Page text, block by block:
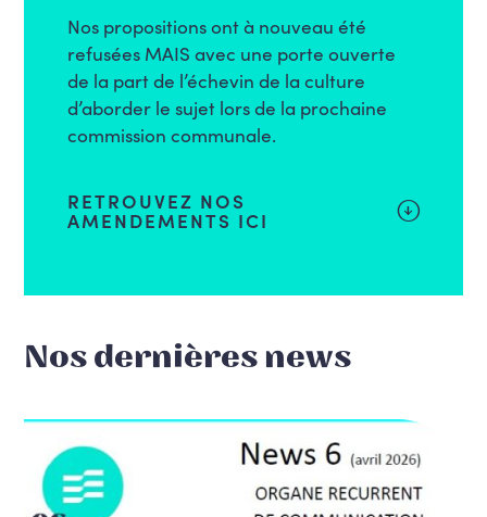
Nos propositions ont à nouveau été
refusées MAIS avec une porte ouverte
de la part de l’échevin de la culture
d’aborder le sujet lors de la prochaine
commission communale.
RETROUVEZ NOS
AMENDEMENTS ICI
Nos dernières news